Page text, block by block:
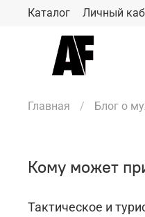
Каталог Личный
Главная Блог о
Кому может
Тактическое и